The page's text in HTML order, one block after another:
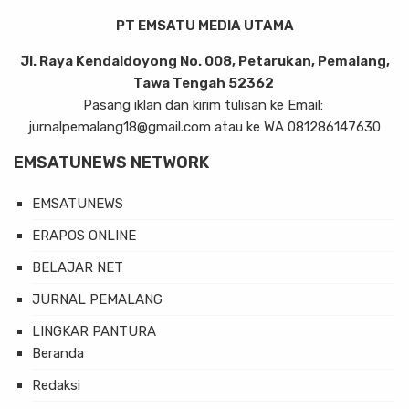
PT EMSATU MEDIA UTAMA
Jl. Raya Kendaldoyong No. 008, Petarukan, Pemalang,
Tawa Tengah 52362
Pasang iklan dan kirim tulisan ke Email:
jurnalpemalang18@gmail.com atau ke WA 081286147630
EMSATUNEWS NETWORK
EMSATUNEWS
ERAPOS ONLINE
BELAJAR NET
JURNAL PEMALANG
LINGKAR PANTURA
Beranda
Redaksi